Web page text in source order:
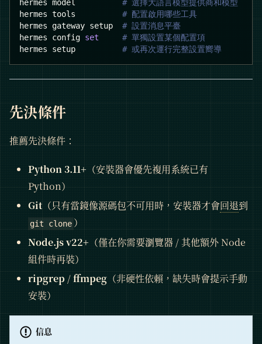
hermes model # 選擇大語言模型提供商和模型
hermes tools # 配置啟用哪些工具
hermes gateway setup # 設置消息平臺
hermes config set
# 單獨設置某個配置項
hermes setup # 或再次運行完整設置嚮導
先決條件
推薦先決條件：
Python 3.11+ （安裝器會優先複用系統已有
Python）
Git （只有當鏡像源碼包不可用時，安裝器才會回退到
git clone ）
Node.js v22+ （僅在你需要瀏覽器 / 其他額外 Node
組件時再裝）
ripgrep /ffmpeg （非硬性依賴，缺失時會提示手動
安裝）
信息